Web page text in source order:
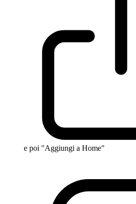
e poi "Aggiungi a Home"